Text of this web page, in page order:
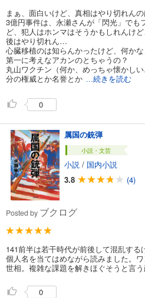
まぁ、面白いけど、真相はやり切れんの
3億円事件は、永瀬さんが「閃光」でも
ど、犯人はホンマはそうかもしれんけ
後はやり切れん…
心臓移植のは知らんかったけど、何か
第一に考えなアカンのとちゃうの？
丸山ワクチン（何か、めっちゃ懐かし
分の権威とか名誉とか ...続きを読む
0
属国の銃弾
小説・文芸
小説 / 国内小説
3.8
(4)
Posted by ブクログ
141前半は若干時代が前後して混乱する
個人名を当てはめながら読みました。
世相。複雑な課題を解きほぐそうと言
0